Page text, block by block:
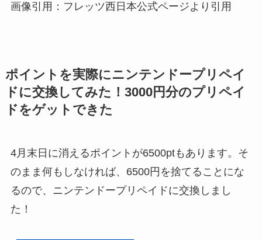
画像引用：フレッツ西日本公式ページより引用
ポイントを実際にニンテンドープリペイ
ドに交換してみた！3000円分のプリペイ
ドをゲットできた
4月末日に消えるポイントが6500ptもあります。そ
のまま何もしなければ、6500円を捨てることにな
るので、ニンテンドープリペイドに交換しまし
た！